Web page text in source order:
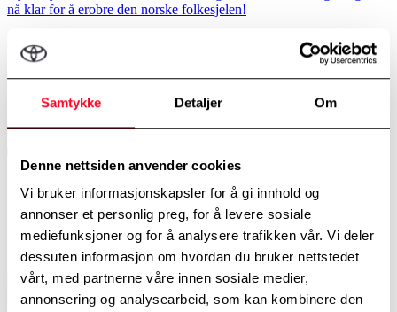
Samtykke Detaljer Om
Denne nettsiden anvender cookies
Vi bruker informasjonskapsler for å gi innhold og
annonser et personlig preg, for å levere sosiale
mediefunksjoner og for å analysere trafikken vår. Vi deler
dessuten informasjon om hvordan du bruker nettstedet
vårt, med partnerne våre innen sosiale medier,
annonsering og analysearbeid, som kan kombinere den
nå klar for å erobre den norske folkesjelen!